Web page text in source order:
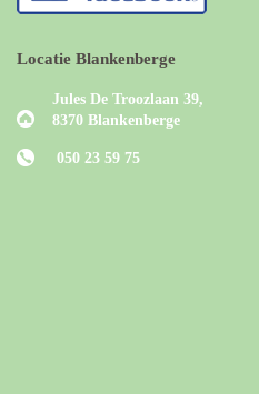
Locatie Blankenberge
Jules De Troozlaan 39,
8370 Blankenberge
050 23 59 75